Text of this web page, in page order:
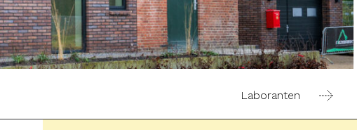
Laboranten